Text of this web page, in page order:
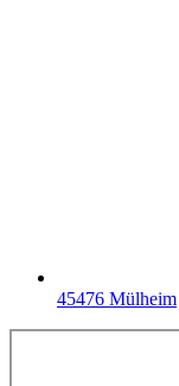
45476 Mülheim